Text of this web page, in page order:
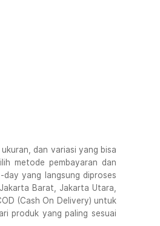
dan variasi yang bisa
metode pembayaran dan
yang langsung diproses
Barat, Jakarta Utara,
(Cash On Delivery) untuk
produk yang paling sesuai